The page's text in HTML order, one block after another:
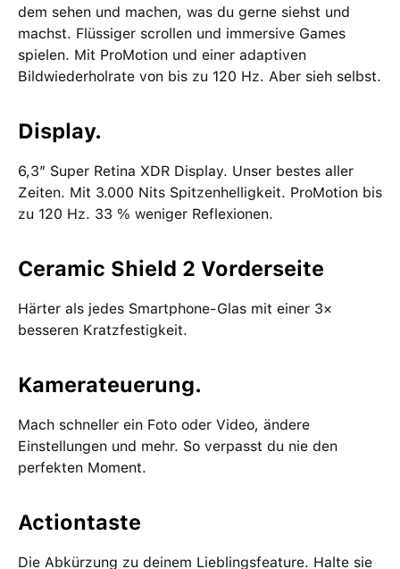
dem sehen und machen, was du gerne siehst und
machst. Flüssiger scrollen und immersive Games
spielen. Mit ProMotion und einer adaptiven
Bildwiederholrate von bis zu 120 Hz. Aber sieh selbst.
Display.
6,3″ Super Retina XDR Display. Unser bestes aller
Zeiten. Mit 3.000 Nits Spitzenhelligkeit. ProMotion bis
zu 120 Hz. 33 % weniger Reflexionen.
Ceramic Shield 2 Vorderseite
Härter als jedes Smartphone-Glas mit einer 3×
besseren Kratzfestigkeit.
Kamerateuerung.
Mach schneller ein Foto oder Video, ändere
Einstellungen und mehr. So verpasst du nie den
perfekten Moment.
Actiontaste
Die Abkürzung zu deinem Lieblingsfeature. Halte sie